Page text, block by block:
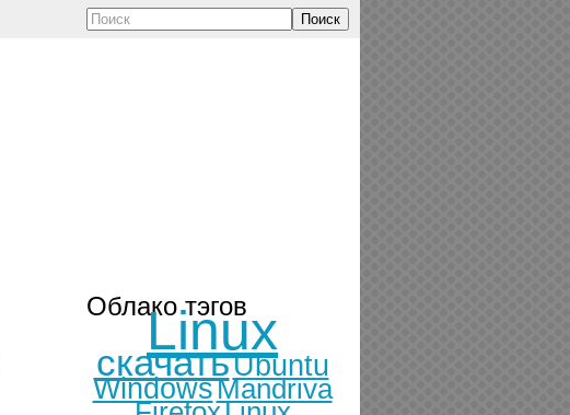
Поиск
Облако тэгов
Linux
скачатьUbuntu
WindowsMandriva